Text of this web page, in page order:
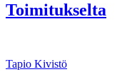
Toimitukselta
Tapio Kivistö